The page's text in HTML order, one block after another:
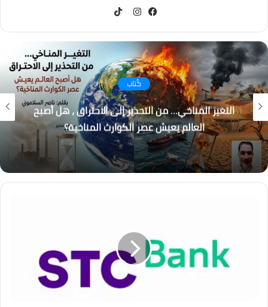
كُتاب
التغير المناخي… من التحذير إلى الاحتراق ، هل أصبح
العالم يعيش عصر الكوارث المناخية؟